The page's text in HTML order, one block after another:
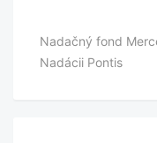
Nadačný fond
Nadácii Pontis